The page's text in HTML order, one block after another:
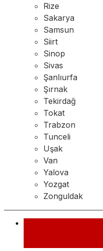
Rize
Sakarya
Samsun
Siirt
Sinop
Sivas
Şanlıurfa
Şırnak
Tekirdağ
Tokat
Trabzon
Tunceli
Uşak
Van
Yalova
Yozgat
Zonguldak